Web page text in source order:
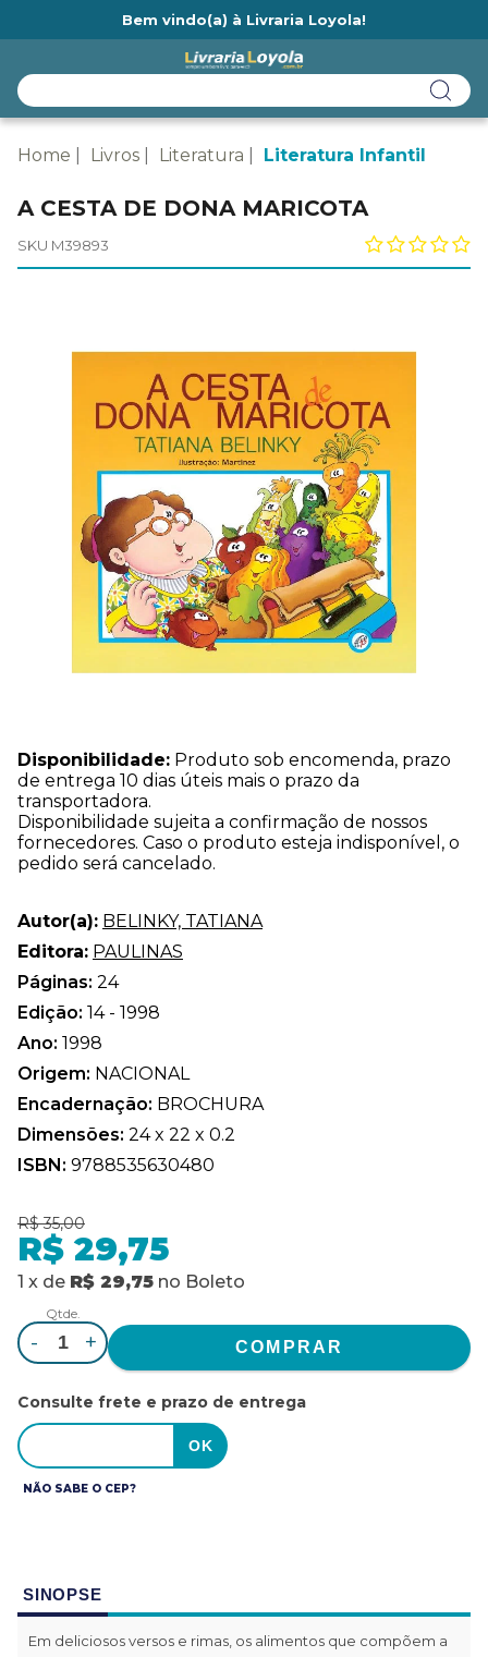
Bem vindo(a) à Livraria Loyola!
Home Livros Literatura Literatura Infantil
A CESTA DE DONA MARICOTA
SKU M39893
Disponibilidade: Produto sob encomenda, prazo
de entrega 10 dias úteis mais o prazo da
transportadora.
Disponibilidade sujeita a confirmação de nossos
fornecedores. Caso o produto esteja indisponível, o
pedido será cancelado.
Autor(a): BELINKY, TATIANA
Editora: PAULINAS
Páginas: 24
Edição: 14 - 1998
Ano: 1998
Origem: NACIONAL
Encadernação: BROCHURA
Dimensões: 24 x 22 x 0.2
ISBN: 9788535630480
R$ 35,00
R$ 29,75
1 x de R$ 29,75 no Boleto
Qtde.
- +
Consulte frete e prazo de entrega
NÃO SABE O CEP?
SINOPSE
Em deliciosos versos e rimas, os alimentos que compõem a